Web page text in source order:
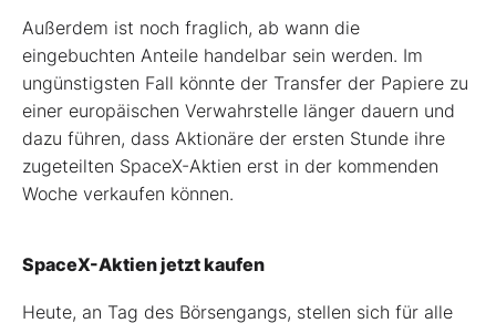
Außerdem ist noch fraglich, ab wann die
eingebuchten Anteile handelbar sein werden. Im
ungünstigsten Fall könnte der Transfer der Papiere zu
einer europäischen Verwahrstelle länger dauern und
dazu führen, dass Aktionäre der ersten Stunde ihre
zugeteilten SpaceX-Aktien erst in der kommenden
Woche verkaufen können.
SpaceX-Aktien jetzt kaufen
Heute, an Tag des Börsengangs, stellen sich für alle